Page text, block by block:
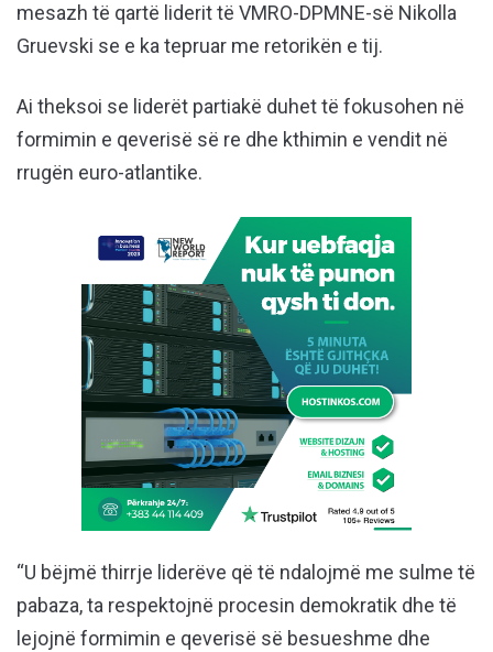
mesazh të qartë liderit të VMRO-DPMNE-së Nikolla
Gruevski se e ka tepruar me retorikën e tij.
Ai theksoi se liderët partiakë duhet të fokusohen në
formimin e qeverisë së re dhe kthimin e vendit në
rrugën euro-atlantike.
“U bëjmë thirrje liderëve që të ndalojmë me sulme të
pabaza, ta respektojnë procesin demokratik dhe të
lejojnë formimin e qeverisë së besueshme dhe